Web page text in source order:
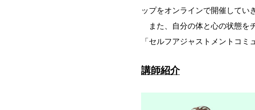
ップをオンラインで開催してい
また、自分の体と‪心の状態を
「セルフアジャストメントコミ
講師紹介